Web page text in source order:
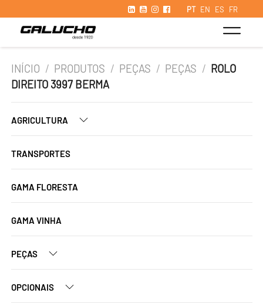
PT EN ES FR
INÍCIO / PRODUTOS / PEÇAS / PEÇAS / ROLO
DIREITO 3997 BERMA
AGRICULTURA
TRANSPORTES
GAMA FLORESTA
GAMA VINHA
PEÇAS
OPCIONAIS